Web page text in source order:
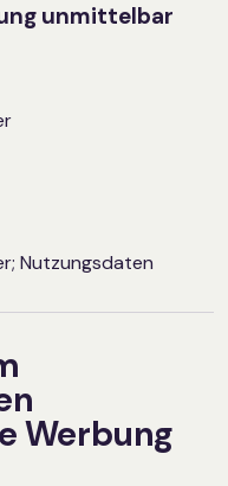
unmittelbar
Nutzungsdaten
Werbung